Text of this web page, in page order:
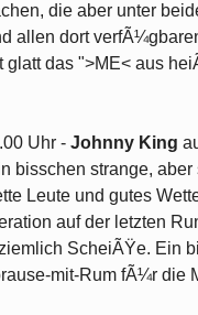
die aber unter
allen dort
das ">ME< aus
Uhr - Johnny King
bisschen strange,
Leute und gutes
auf der letzten
ScheiÃŸe. Ein
mit-Rum fÃ¼r die